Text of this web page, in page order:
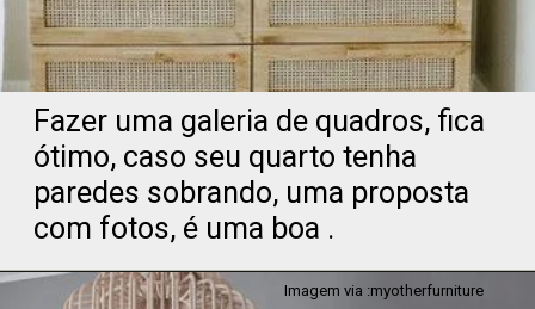
Fazer uma galeria de quadros, fica
ótimo, caso seu quarto tenha
paredes sobrando, uma proposta
com fotos, é uma boa .
Imagem via :myotherfurniture